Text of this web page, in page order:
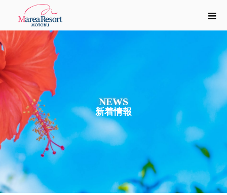
NEWS
新着情報